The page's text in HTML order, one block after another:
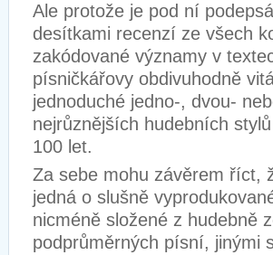
Ale protože je pod ní
desítkami recenzí ze všech
zakódované významy v
písničkářovy obdivuhodně
jednoduché jedno-, dvou-
nejrůznějších hudebních
100 let.
Za sebe mohu závěrem říct,
jedná o slušně
nicméně složené z hudebně
podprůměrných písní, jinými